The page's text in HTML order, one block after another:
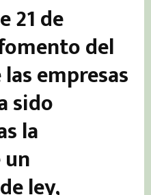
21 de
del
empresas
sido
la
ley,